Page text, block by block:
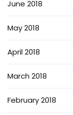
June 2018
May 2018
April 2018
March 2018
February 2018